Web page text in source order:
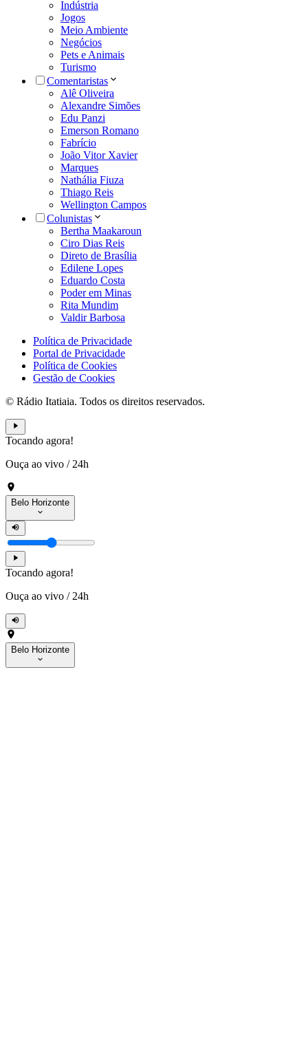
Indústria
Jogos
Meio Ambiente
Negócios
Pets e Animais
Turismo
Comentaristas
Alê Oliveira
Alexandre Simões
Edu Panzi
Emerson Romano
Fabrício
João Vitor Xavier
Marques
Nathália Fiuza
Thiago Reis
Wellington Campos
Colunistas
Bertha Maakaroun
Ciro Dias Reis
Direto de Brasília
Edilene Lopes
Eduardo Costa
Poder em Minas
Rita Mundim
Valdir Barbosa
Política de Privacidade
Portal de Privacidade
Política de Cookies
Gestão de Cookies
© Rádio Itatiaia. Todos os direitos reservados.
Tocando agora!
Ouça ao vivo / 24h
Belo Horizonte
Tocando agora!
Ouça ao vivo / 24h
Belo Horizonte